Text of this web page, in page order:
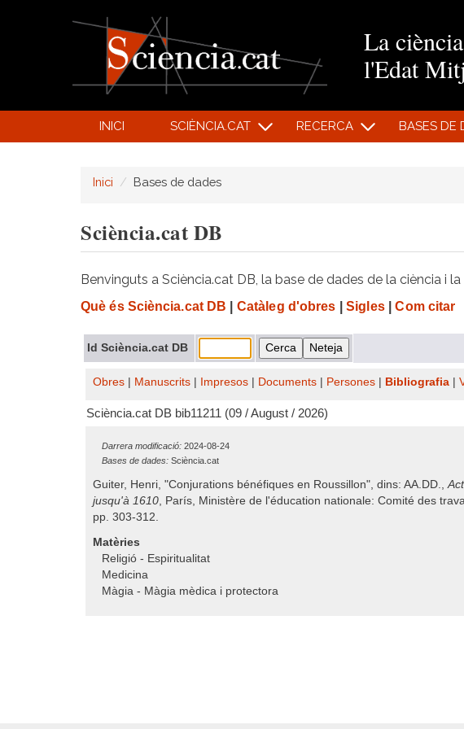
La
l'Edat
INICI SCIÈNCIA.CAT RECERCA BASES DE
Inici Bases de dades
Sciència.cat DB
Benvinguts a Sciència.cat DB, la base de dades de la ciència i
Què és Sciència.cat DB Catàleg d'obres Sigles| Com citar
Id Sciència.cat DB
Obres Manuscrits Impresos Documents Persones Bibliografia
Sciència.cat DB bib11211 (09 / August / 2026)
Darrera modificació: 2024-08-24
Bases de dades: Sciència.cat
Guiter, Henri, "Conjurations bénéfiques en Roussillon", dins: AA.DD.,
jusqu'à 1610, París, Ministère de l'éducation nationale: Comité des
pp. 303-312.
Matèries
Religió - Espiritualitat
Medicina
Màgia - Màgia mèdica i protectora